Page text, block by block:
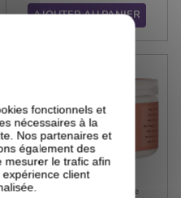
AJOUTER AU PANIER
Curl Enhancing Smoothie
fonctionnels et
nécessaires à la
Nos partenaires et
également des
mesurer le trafic afin
client